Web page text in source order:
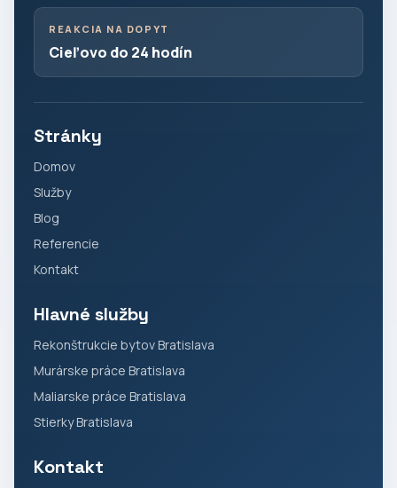
REAKCIA NA DOPYT
Cieľovo do 24 hodín
Stránky
Domov
Služby
Blog
Referencie
Kontakt
Hlavné služby
Rekonštrukcie bytov Bratislava
Murárske práce Bratislava
Maliarske práce Bratislava
Stierky Bratislava
Kontakt